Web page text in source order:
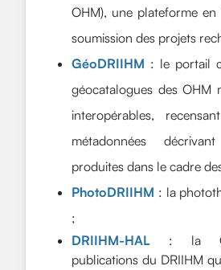
OHM), une plateforme
soumission des projets
GéoDRIIHM : le portail
géocatalogues des OHM
interopérables,
métadonnées
produites dans le cadre
PhotoDRIIHM : la
;
DRIIHM-HAL : la
publications du DRIIHM